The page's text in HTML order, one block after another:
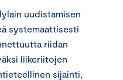
uudistamisen
systemaattisesti
riidan
liikeriitojen
sijainti,